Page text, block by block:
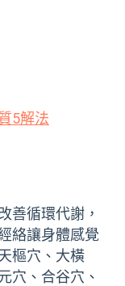
5解法
善循環代謝，
絡讓身體感覺
樞穴、大橫
穴、合谷穴、